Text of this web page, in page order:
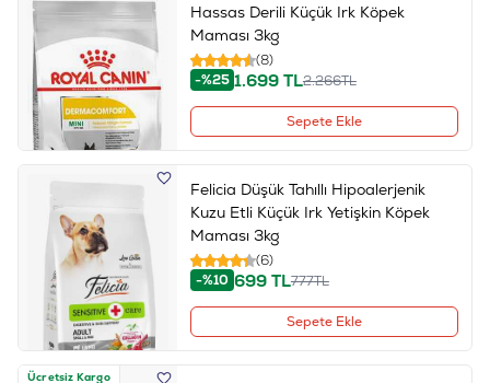
Hassas Derili Küçük Irk Köpek
Maması 3kg
(8)
-%25 1.699TL2.266TL
Sepete Ekle
Felicia Düşük Tahıllı Hipoalerjenik
Kuzu Etli Küçük Irk Yetişkin Köpek
Maması 3kg
(6)
-%10 699TL777TL
Sepete Ekle
Ücretsiz Kargo